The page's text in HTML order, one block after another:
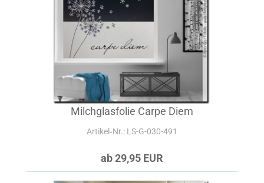
Milchglasfolie Carpe Diem
Artikel‑Nr.: LS-G-030-491
ab 29,95 EUR